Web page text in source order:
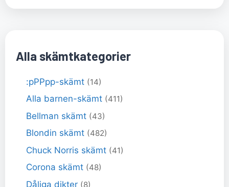
Alla skämtkategorier
:pPPpp-skämt (14)
Alla barnen-skämt (411)
Bellman skämt (43)
Blondin skämt (482)
Chuck Norris skämt (41)
Corona skämt (48)
Dåliga dikter (8)